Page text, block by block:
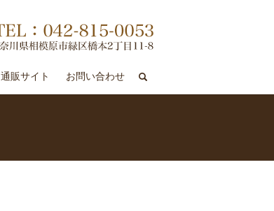
通販サイト お問い合わせ